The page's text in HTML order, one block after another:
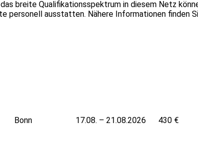
breite Qualifikationsspektrum in diesem Netz
personell ausstatten. Nähere Informationen finden
Bonn 17.08. – 21.08.2026 430 €